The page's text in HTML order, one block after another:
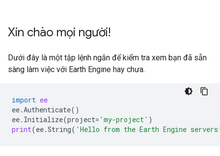
Xin chào mọi người!
Dưới đây là một tập lệnh ngắn để kiểm tra xem bạn đã sẵn
sàng làm việc với Earth Engine hay chưa.
import ee
ee.Authenticate()
ee. Initialize(project= 'my-project' )
print(ee.String( 'Hello from the Earth Engine